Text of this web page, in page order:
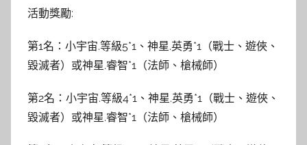
活動獎勵:
第1名：小宇宙.等級5*1、神星.英勇*1（戰士、遊俠、
毀滅者）或神星.睿智*1（法師、槍械師）
第2名：小宇宙.等級4*1、神星.英勇*1（戰士、遊俠、
毀滅者）或神星.睿智*1（法師、槍械師）